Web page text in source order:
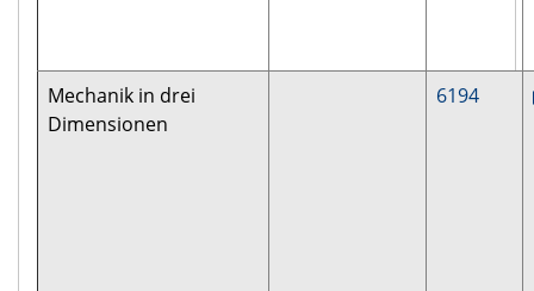
Mechanik in drei
Dimensionen
6194